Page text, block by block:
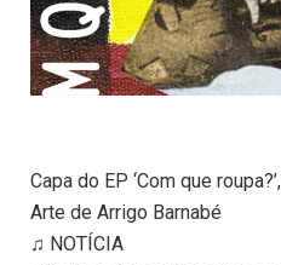
Capa do EP ‘Com que
Arte de Arrigo Barnabé
♫ NOTÍCIA